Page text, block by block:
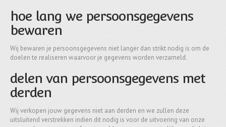
hoe lang we persoonsgegevens
bewaren
Wij bewaren je persoonsgegevens niet langer dan strikt nodig is om de
doelen te realiseren waarvoor je gegevens worden verzameld.
delen van persoonsgegevens met
derden
Wij verkopen jouw gegevens niet aan derden en we zullen deze
uitsluitend verstrekken indien dit nodig is voor de uitvoering van onze